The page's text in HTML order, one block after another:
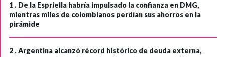
1 . De la Espriella habría impulsado la confianza en DMG,
mientras miles de colombianos perdían sus ahorros en la
pirámide
2 .Argentina alcanzó récord histórico de deuda externa,